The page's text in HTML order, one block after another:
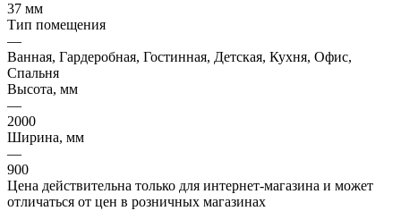
37 мм
Тип помещения
—
Ванная, Гардеробная, Гостинная, Детская, Кухня, Офис,
Спальня
Высота, мм
—
2000
Ширина, мм
—
900
Цена действительна только для интернет-магазина и может
отличаться от цен в розничных магазинах